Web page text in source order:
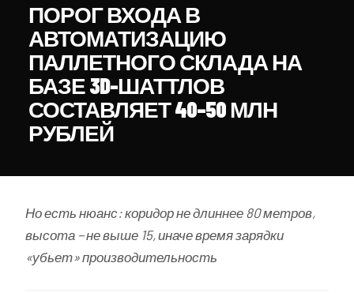
ПОРОГ ВХОДА В
АВТОМАТИЗАЦИЮ
ПАЛЛЕТНОГО СКЛАДА НА
БАЗЕ 3D-ШАТТЛОВ
СОСТАВЛЯЕТ 40–50 МЛН
РУБЛЕЙ
Но есть нюанс: коридор не длиннее 80 метров,
высота − не выше 15, иначе время зарядки
«убьет» производительность